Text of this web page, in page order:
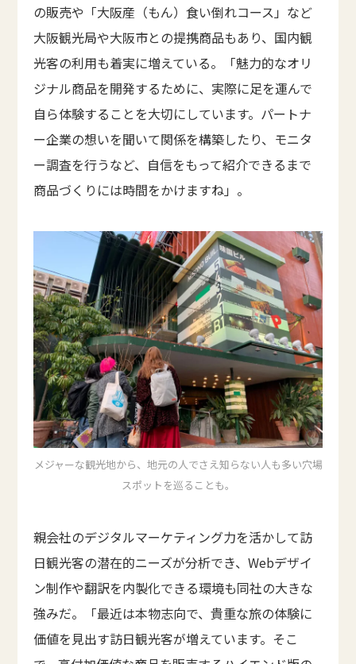
の販売や「大阪産（もん）食い倒れコース」など
大阪観光局や大阪市との提携商品もあり、国内観
光客の利用も着実に増えている。「魅力的なオリ
ジナル商品を開発するために、実際に足を運んで
自ら体験することを大切にしています。パートナ
ー企業の想いを聞いて関係を構築したり、モニタ
ー調査を行うなど、自信をもって紹介できるまで
商品づくりには時間をかけますね」。
メジャーな観光地から、地元の人でさえ知らない人も多い穴場
スポットを巡ることも。
親会社のデジタルマーケティング力を活かして訪
日観光客の潜在的ニーズが分析でき、Webデザイ
ン制作や翻訳を内製化できる環境も同社の大きな
強みだ。「最近は本物志向で、貴重な旅の体験に
価値を見出す訪日観光客が増えています。そこ